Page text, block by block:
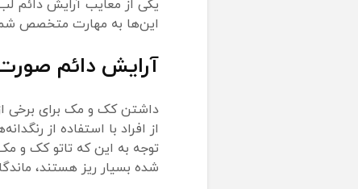
یکی از معایب آرایش دائم
این‌ها به مهارت متخصص
آرایش دائم
داشتن کک و مک برای برخی
از افراد با استفاده از
توجه به این که تاتو کک و
‌شده بسیار ریز هستند،